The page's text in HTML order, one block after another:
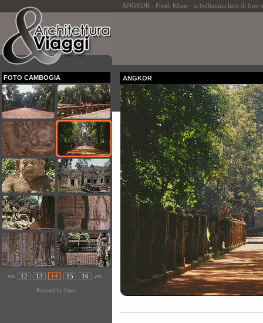
ANGKOR - Preah Khan - la bellissima luce di fine
FOTO CAMBOGIA
<< 12 13 14 15 16 >>
Powered by Amee
ANGKOR